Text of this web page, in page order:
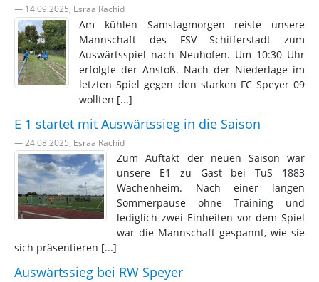
— 14.09.2025, Esraa Rachid
Am kühlen Samstagmorgen reiste unsere
Mannschaft des FSV Schifferstadt zum
Auswärtsspiel nach Neuhofen. Um 10:30 Uhr
erfolgte der Anstoß. Nach der Niederlage im
letzten Spiel gegen den starken FC Speyer 09
wollten [...]
E 1 startet mit Auswärtssieg in die Saison
— 24.08.2025, Esraa Rachid
Zum Auftakt der neuen Saison war
unsere E1 zu Gast bei TuS 1883
Wachenheim. Nach einer langen
Sommerpause ohne Training und
lediglich zwei Einheiten vor dem Spiel
war die Mannschaft gespannt, wie sie
sich präsentieren [...]
Auswärtssieg bei RW Speyer